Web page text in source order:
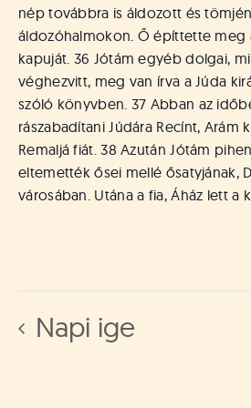
nép továbbra is áldozott és
áldozóhalmokon. Ő építtette meg
kapuját. 36 Jótám egyéb dolgai,
véghezvitt, meg van írva a Júda
szóló könyvben. 37 Abban az
rászabadítani Júdára Recínt, Arám
Remaljá fiát. 38 Azután Jótám
eltemették ősei mellé ősatyjának,
városában. Utána a fia, Áház lett a
Napi ige